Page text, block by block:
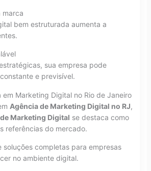
marca
bem estruturada aumenta a
sua empresa pode
e previsível.
em Marketing Digital no Rio de Janeiro
Agência de Marketing Digital no RJ,
Marketing Digital se destaca como
referências do mercado.
soluções completas para empresas
no ambiente digital.